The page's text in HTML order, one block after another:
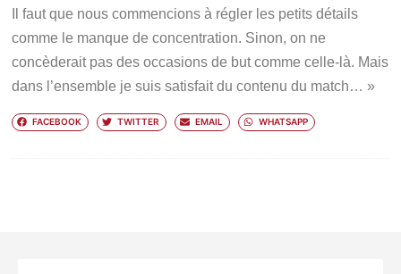
Il faut que nous commencions à régler les petits détails
comme le manque de concentration. Sinon, on ne
concèderait pas des occasions de but comme celle-là. Mais
dans l’ensemble je suis satisfait du contenu du match… »
FACEBOOK TWITTER EMAIL WHATSAPP